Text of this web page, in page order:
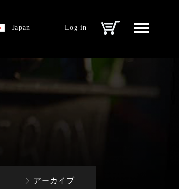
Japan Log in
アーカイブ